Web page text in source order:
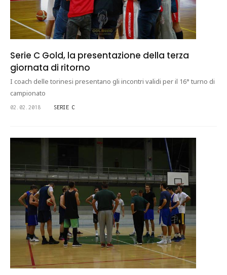
Serie C Gold, la presentazione della terza
giornata di ritorno
I coach delle torinesi presentano gli incontri validi per il 16° turno di
campionato
02.02.2018 SERIE C